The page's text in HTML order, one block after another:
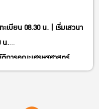
เบียน 08.30 น. | เริ่มเสวนา
น.
การคณะเศรษฐศาสตร์
ศาสตร์